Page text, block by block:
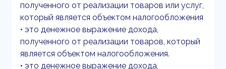
полученного от реализации товаров или услуг,
который является объектом налогообложения
• это денежное выражение дохода,
полученного от реализации товаров, который
является объектом налогообложения.
• это денежное выражение дохода,